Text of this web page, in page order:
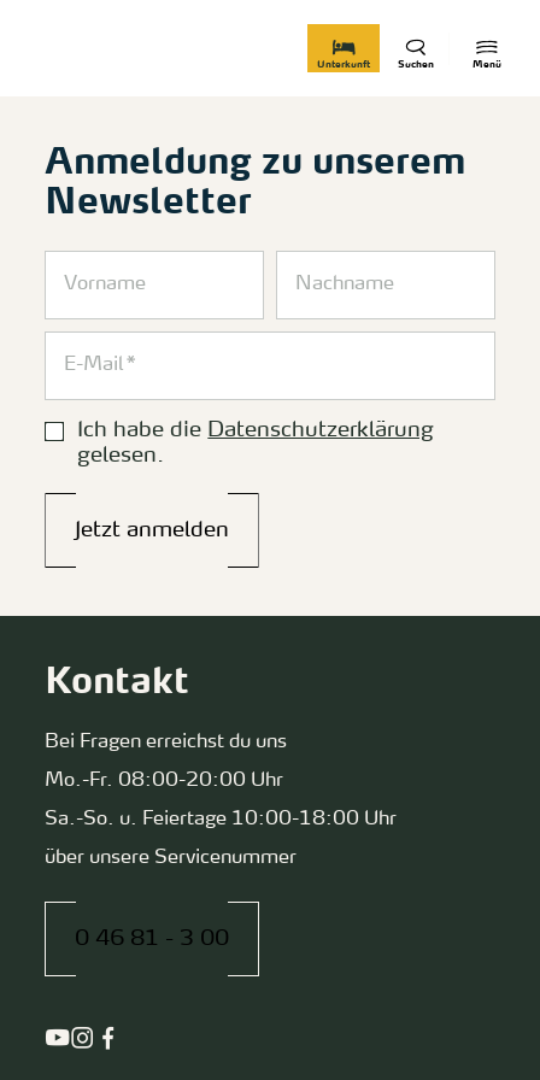
Menü
Suchen
Unterkunft
Anmeldung zu unserem
Newsletter
Ich habe die Datenschutzerklärung
gelesen.
Jetzt anmelden
Kontakt
Bei Fragen erreichst du uns
Mo.-Fr. 08:00-20:00 Uhr
Sa.-So. u. Feiertage 10:00-18:00 Uhr
über unsere Servicenummer
0 46 81 - 3 00